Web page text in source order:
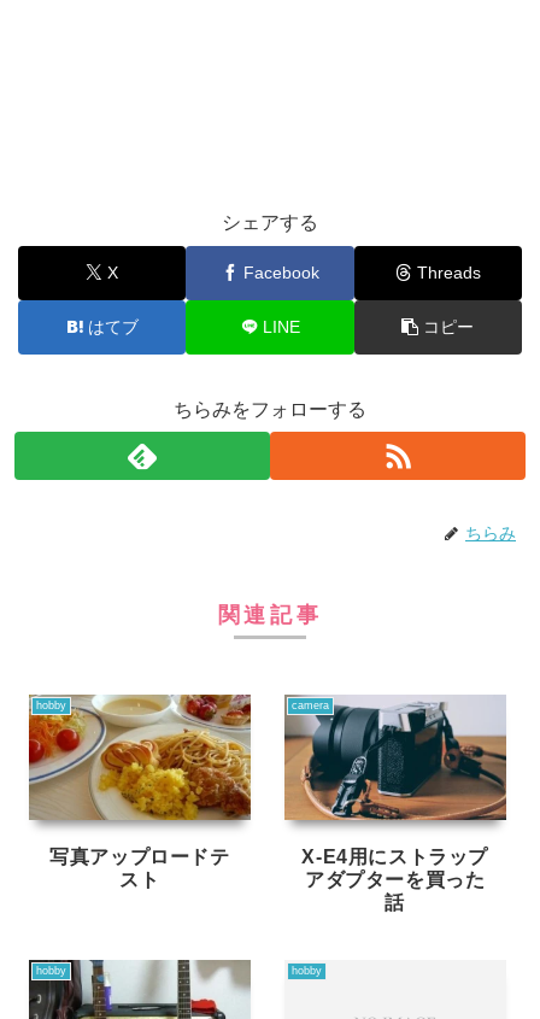
シェアする
X Facebook Threads
はてブ LINE コピー
ちらみをフォローする
ちらみ
関連記事
hobby
写真アップロードテ
スト
camera
X-E4用にストラップ
アダプターを買った
話
hobby hobby